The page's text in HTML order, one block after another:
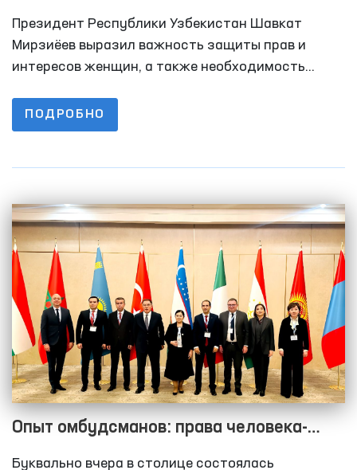
Республики Узбекистан по правам
человека (Омбудсман)
Президент Республики Узбекистан Шавкат
Мирзиёев выразил важность защиты прав и
интересов женщин, а также необходимость
всестороннего развития в своем выступлении на
торжестве в честь 8 марта – Международного
ПОДРОБНО
Опыт омбудсманов: права человека-
важный фактор устойчивого развития
Буквально вчера в столице состоялась